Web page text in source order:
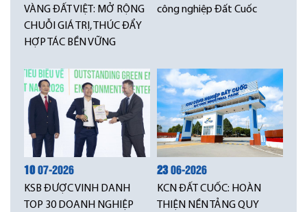
VÀNG ĐẤT VIỆT: MỞ RỘNG
CHUỖI GIÁ TRỊ, THÚC ĐẨY
HỢP TÁC BỀN VỮNG
công nghiệp Đất Cuốc
1007-2026
KSB ĐƯỢC VINH DANH
TOP 30 DOANH NGHIỆP
2306-2026
KCN ĐẤT CUỐC: HOÀN
THIỆN NỀN TẢNG QUY